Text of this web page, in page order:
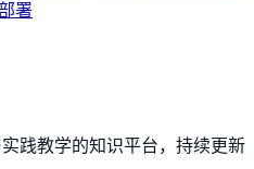
署
践教学的知识平台，持续更新